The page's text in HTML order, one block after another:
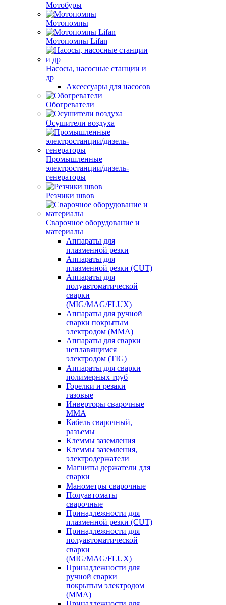
Мотобуры
Мотопомпы
Мотопомпы Lifan
Насосы, насосные станции и
др
Аксессуары для насосов
Обогреватели
Осушители воздуха
Промышленные
электростанции/дизель-
генераторы
Резчики швов
Сварочное оборудование и
материалы
Аппараты для
плазменной резки
Аппараты для
плазменной резки (CUT)
Аппараты для
полуавтоматической
сварки
(MIG/MAG/FLUX)
Аппараты для ручной
сварки покрытым
электродом (MMA)
Аппараты для сварки
неплавящимся
электродом (TIG)
Аппараты для сварки
полимерных труб
Горелки и резаки
газовые
Инверторы сварочные
ММА
Кабель сварочный,
разъемы
Клеммы заземления
Клеммы заземления,
электродержатели
Магниты держатели для
сварки
Манометры сварочные
Полуавтоматы
сварочные
Принадлежности для
плазменной резки (CUT)
Принадлежности для
полуавтоматической
сварки
(MIG/MAG/FLUX)
Принадлежности для
ручной сварки
покрытым электродом
(MMA)